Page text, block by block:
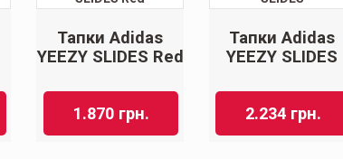
Тапки Adidas
YEEZY SLIDES Red
1.870 грн.
Тапки Adidas
YEEZY SLIDES
2.234 грн.